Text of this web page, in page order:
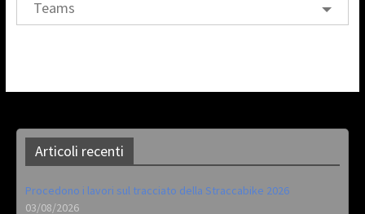
Teams
Articoli recenti
Procedono i lavori sul tracciato della Straccabike 2026
03/08/2026